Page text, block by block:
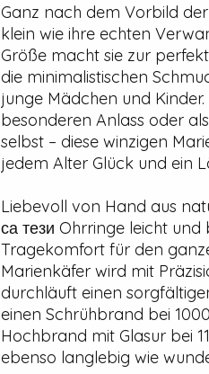
Ganz nach dem Vorbild
klein wie ihre echten
Größe macht sie zur
die minimalistischen
junge Mädchen und
besonderen Anlass oder
selbst – diese winzigen
jedem Alter Glück und ein
Liebevoll von Hand aus
са тези Ohrringe leicht
Tragekomfort für den
Marienkäfer wird mit
durchläuft einen
einen Schrühbrand bei
Hochbrand mit Glasur bei
ebenso langlebig wie